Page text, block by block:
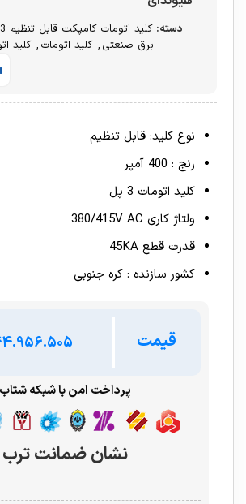
دسته: کلید اتومات کامپکت قابل تنظیم 3 پل هیوندای
برق صنعتی , کلید اتومات , کلید
نوع کلید: قابل تنظیم
رنج : 400 آمپر
کلید اتومات 3 پل
ولتاژ کاری 380/415V AC
قدرت قطع 45KA
کشور سازنده : کره جنوبی
قیمت
پرداخت امن با شبکه شتاب
نشان ضمانت ترب